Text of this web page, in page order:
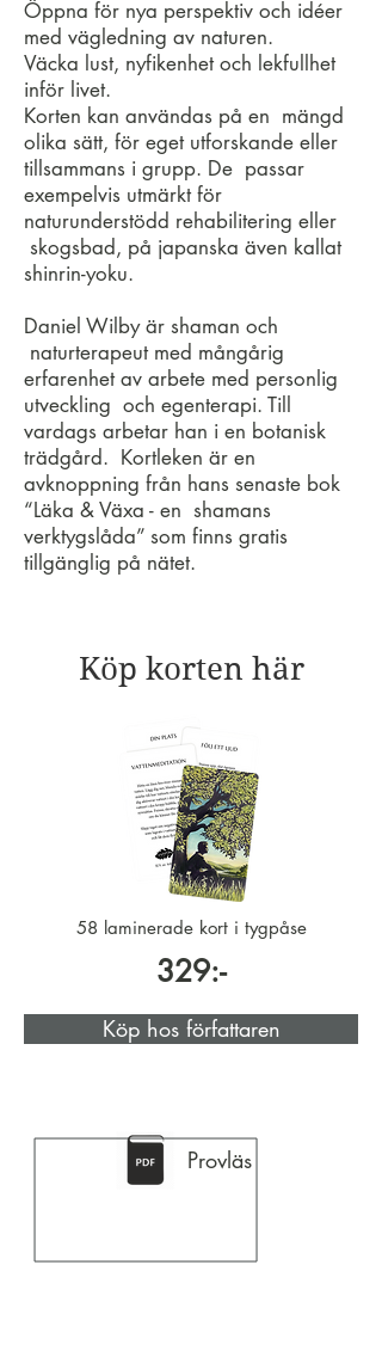
Öppna för nya perspektiv och idéer
med vägledning av naturen.
Väcka lust, nyfikenhet och lekfullhet
inför livet.
Korten kan användas på en mängd
olika sätt, för eget utforskande eller
tillsammans i grupp. De passar
exempelvis utmärkt för
naturunderstödd rehabilitering eller
skogsbad, på japanska även kallat
shinrin-yoku.
Daniel Wilby är shaman och
naturterapeut med mångårig
erfarenhet av arbete med personlig
utveckling och egenterapi. Till
vardags arbetar han i en botanisk
trädgård. Kortleken är en
avknoppning från hans senaste bok
“Läka & Växa - en shamans
verktygslåda” som finns gratis
tillgänglig på nätet.
Köp korten här
58 laminerade kort i tygpåse
329:-
Köp hos författaren
Provläs